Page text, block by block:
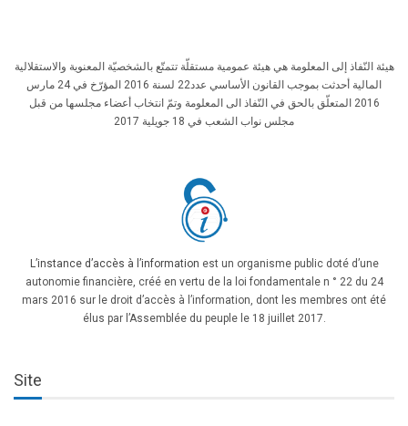
هيئة النّفاذ إلى المعلومة هي هيئة عمومية مستقلّة تتمتّع بالشخصيّة المعنوية والاستقلالية
المالية أحدثت بموجب القانون الأساسي عدد22 لسنة 2016 المؤرّخ في 24 مارس
2016 المتعلّق بالحق في النّفاذ الى المعلومة وتمّ انتخاب أعضاء مجلسها من قبل
مجلس نواب الشعب في 18 جويلية 2017
L’instance d’accès à l’information est un organisme public doté d’une
autonomie financière, créé en vertu de la loi fondamentale n ° 22 du 24
mars 2016 sur le droit d’accès à l’information, dont les membres ont été
élus par l’Assemblée du peuple le 18 juillet 2017.
Site